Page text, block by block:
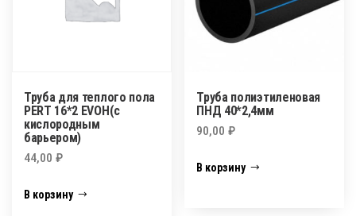
Труба для теплого пола
PERT 16*2 EVOH(с
кислородным
барьером)
44,00 ₽
В корзину
Труба полиэтиленовая
ПНД 40*2,4мм
90,00₽
В корзину